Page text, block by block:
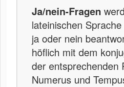
Ja/nein-Fragen
lateinischen
ja oder nein
höflich mit dem
der entsprechenden
Numerus und